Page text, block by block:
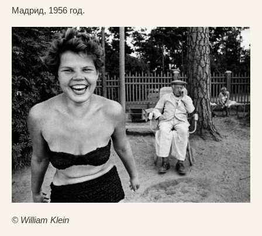
Мадрид, 1956 год.
© William Klein